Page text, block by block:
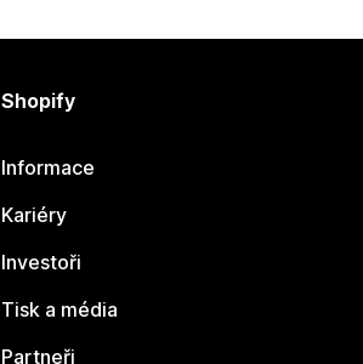
Shopify
Informace
Kariéry
Investoři
Tisk a média
Partneři